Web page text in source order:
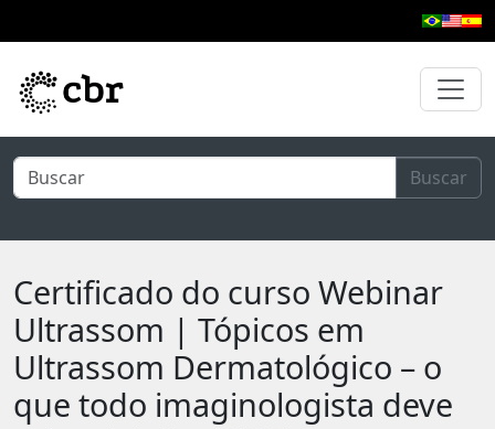
Buscar
Certificado do curso Webinar
Ultrassom | Tópicos em
Ultrassom Dermatológico – o
que todo imaginologista deve